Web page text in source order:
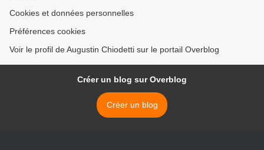
Cookies et données personnelles
Préférences cookies
Voir le profil de Augustin Chiodetti sur le portail Overblog
Créer un blog sur Overblog
Créer un blog